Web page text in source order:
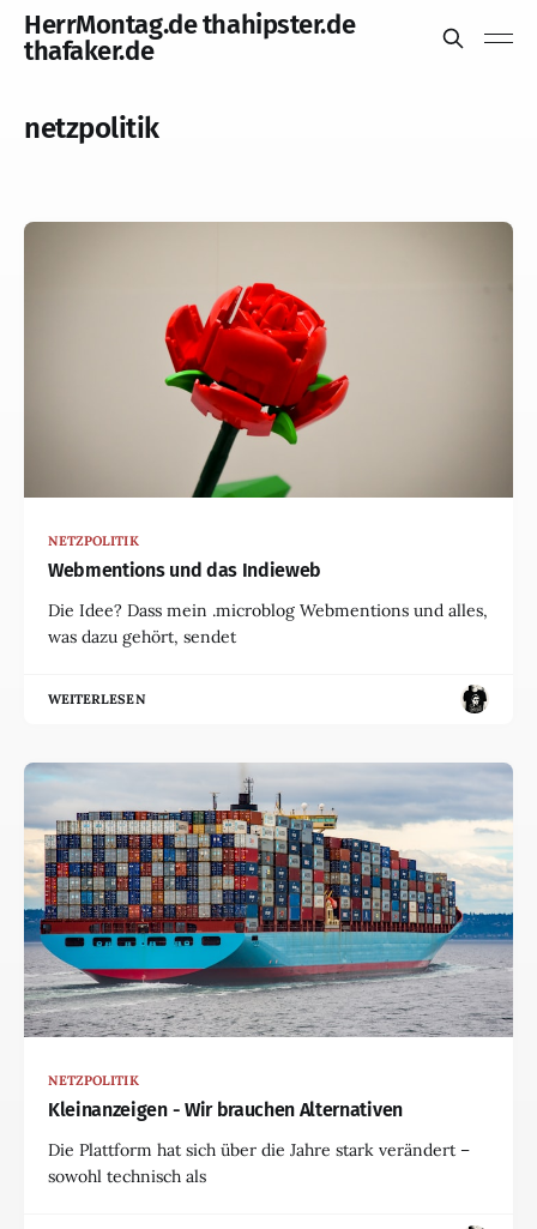
HerrMontag.de thahipster.de
thafaker.de
netzpolitik
NETZPOLITIK
Webmentions und das Indieweb
Die Idee? Dass mein .microblog Webmentions und alles,
was dazu gehört, sendet
WEITERLESEN
NETZPOLITIK
Kleinanzeigen - Wir brauchen Alternativen
Die Plattform hat sich über die Jahre stark verändert –
sowohl technisch als